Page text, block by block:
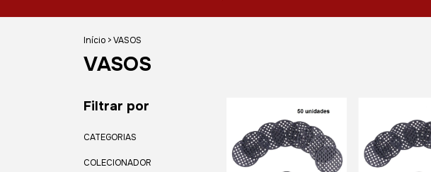
Início >VASOS
VASOS
Filtrar por
CATEGORIAS
COLECIONADOR